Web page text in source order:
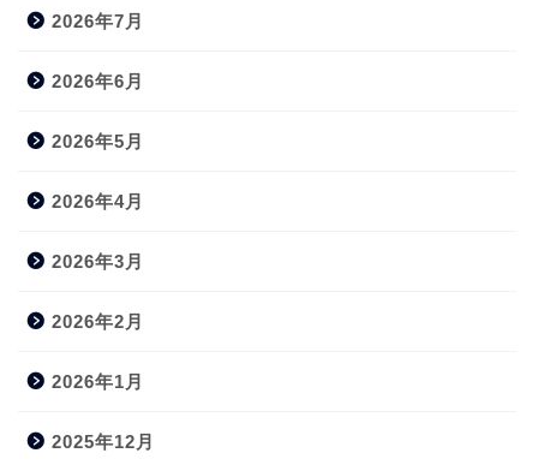
2026年7月
2026年6月
2026年5月
2026年4月
2026年3月
2026年2月
2026年1月
2025年12月